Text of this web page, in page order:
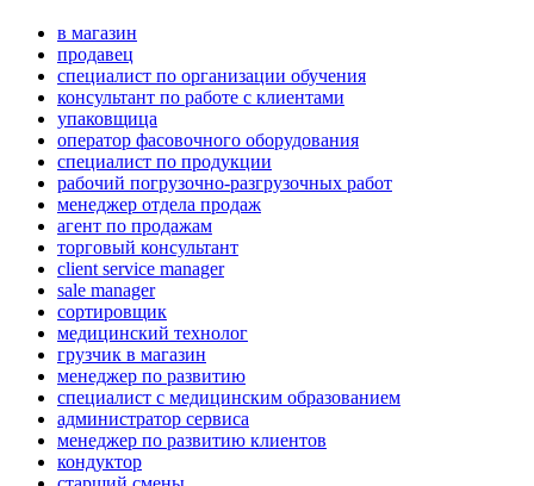
в магазин
продавец
специалист по организации обучения
консультант по работе с клиентами
упаковщица
оператор фасовочного оборудования
специалист по продукции
рабочий погрузочно-разгрузочных работ
менеджер отдела продаж
агент по продажам
торговый консультант
client service manager
sale manager
сортировщик
медицинский технолог
грузчик в магазин
менеджер по развитию
специалист с медицинским образованием
администратор сервиса
менеджер по развитию клиентов
кондуктор